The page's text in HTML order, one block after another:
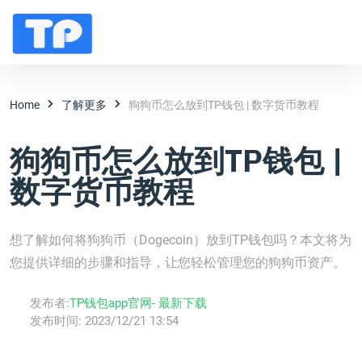
Home 了解更多 狗狗币怎么放到TP钱包 | 数字货币教程
狗狗币怎么放到TP钱包 |
数字货币教程
想了解如何将狗狗币（Dogecoin）放到TP钱包吗？本文将为
您提供详细的步骤和指导，让您轻松管理您的狗狗币资产。
发布者:TP钱包app官网- 最新下载
发布时间: 2023/12/21 13:54